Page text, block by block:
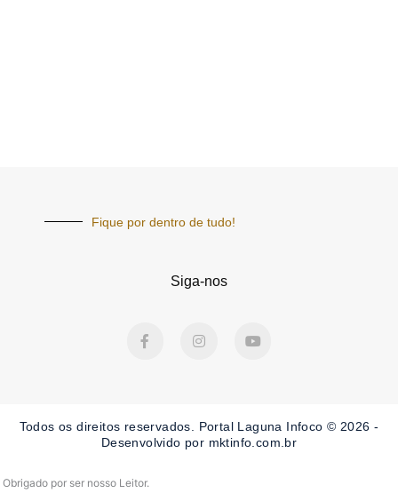
Fique por dentro de tudo!
Siga-nos
a
k
-
n
a
m
o
Todos os direitos reservados. Portal Laguna Infoco © 2026 -
Desenvolvido por mktinfo.com.br
Obrigado por ser nosso Leitor.